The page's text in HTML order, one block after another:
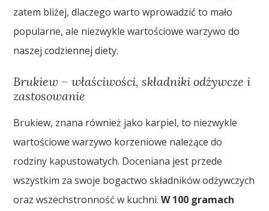
zatem bliżej, dlaczego warto wprowadzić to mało
popularne, ale niezwykle wartościowe warzywo do
naszej codziennej diety.
Brukiew – właściwości, składniki odżywcze i
zastosowanie
Brukiew, znana również jako karpiel, to niezwykle
wartościowe warzywo korzeniowe należące do
rodziny kapustowatych. Doceniana jest przede
wszystkim za swoje bogactwo składników odżywczych
oraz wszechstronność w kuchni.W 100 gramach